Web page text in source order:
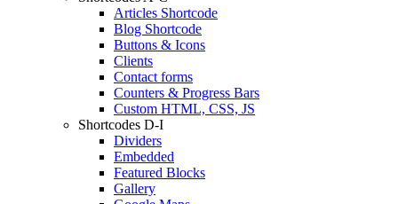
Articles Shortcode
Blog Shortcode
Buttons & Icons
Clients
Contact forms
Counters & Progress Bars
Custom HTML, CSS, JS
Shortcodes D-I
Dividers
Embedded
Featured Blocks
Gallery